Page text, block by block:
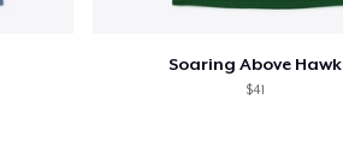
Soaring Above Hawk
$41